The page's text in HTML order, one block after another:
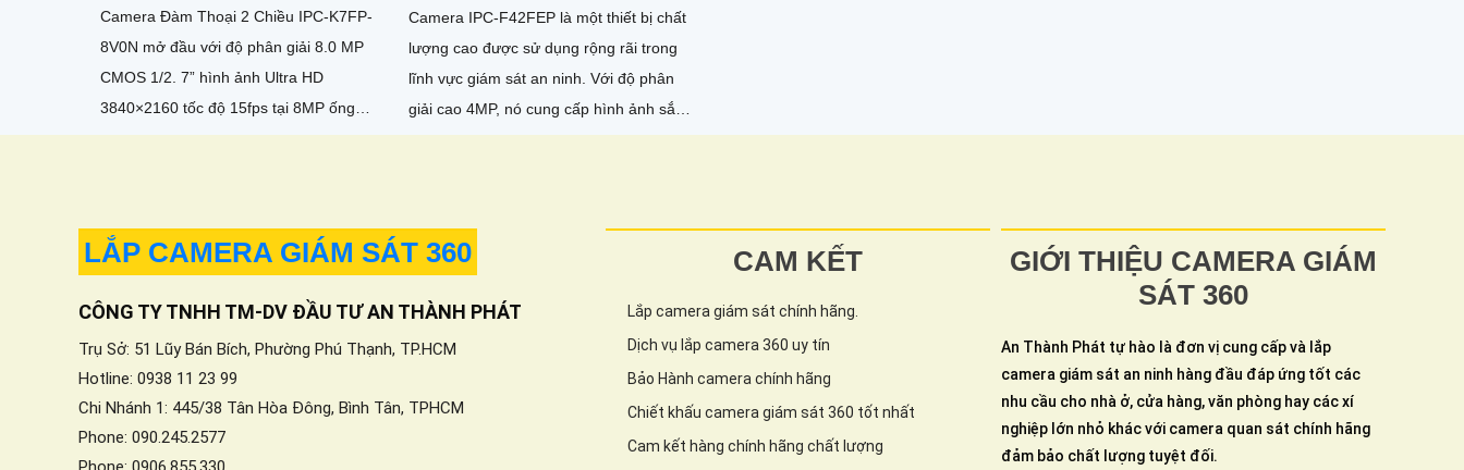
Camera Đàm Thoại 2 Chiều IPC-K7FP-
8V0N mở đầu với độ phân giải 8.0 MP
CMOS 1/2. 7” hình ảnh Ultra HD
3840×2160 tốc độ 15fps tại 8MP ống
kính cố định 3. 6mm cho góc nhìn
Camera IPC-F42FEP là một thiết bị chất
lượng cao được sử dụng rộng rãi trong
lĩnh vực giám sát an ninh. Với độ phân
giải cao 4MP, nó cung cấp hình ảnh sắc
nét và chi tiết
LẮP CAMERA GIÁM SÁT 360
CÔNG TY TNHH TM-DV ĐẦU TƯ AN THÀNH PHÁT
Trụ Sở: 51 Lũy Bán Bích, Phường Phú Thạnh, TP.HCM
Hotline: 0938 11 23 99
Chi Nhánh 1: 445/38 Tân Hòa Đông, Bình Tân, TPHCM
Phone: 090.245.2577
CAM KẾT
Lắp camera giám sát chính hãng.
Dịch vụ lắp camera 360 uy tín
Bảo Hành camera chính hãng
Chiết khấu camera giám sát 360 tốt nhất
Cam kết hàng chính hãng chất lượng
GIỚI THIỆU CAMERA GIÁM
SÁT 360
An Thành Phát tự hào là đơn vị cung cấp và lắp
camera giám sát an ninh hàng đầu đáp ứng tốt các
nhu cầu cho nhà ở, cửa hàng, văn phòng hay các xí
nghiệp lớn nhỏ khác với camera quan sát chính hãng
đảm bảo chất lượng tuyệt đối.